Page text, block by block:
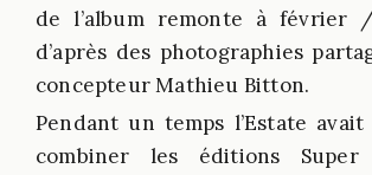
de l’album remonte à février
d’après des photographies
concepteur Mathieu Bitton.
Pendant un temps l’Estate avait
combiner les éditions